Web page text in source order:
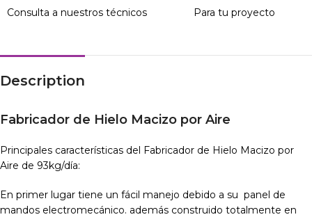
Consulta a nuestros técnicos Para tu proyecto
Description
Fabricador de Hielo Macizo por Aire
Principales características del Fabricador de Hielo Macizo por
Aire de 93kg/día:
En primer lugar tiene un fácil manejo debido a su panel de
mandos electromecánico. además construido totalmente en